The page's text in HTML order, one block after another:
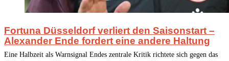
Fortuna Düsseldorf verliert den Saisonstart –
Alexander Ende fordert eine andere Haltung
Eine Halbzeit als Warnsignal Endes zentrale Kritik richtete sich gegen das